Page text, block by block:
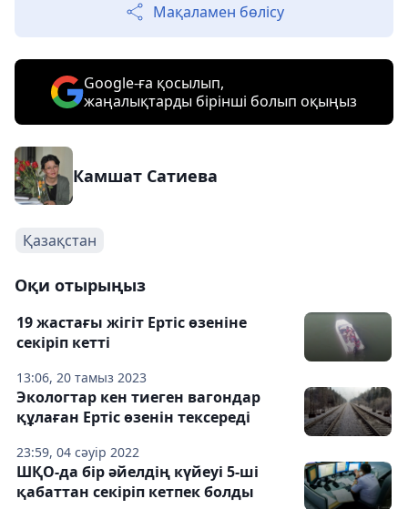
Мақаламен бөлісу
Google-ға қосылып,
жаңалықтарды бірінші болып оқыңыз
Камшат Сатиева
Қазақстан
Оқи отырыңыз
13:06, 20 тамыз 2023
19 жастағы жігіт Ертіс өзеніне
секіріп кетті
23:59, 04 сәуір 2022
Экологтар кен тиеген вагондар
құлаған Ертіс өзенін тексереді
ШҚО-да бір әйелдің күйеуі 5-ші
қабаттан секіріп кетпек болды